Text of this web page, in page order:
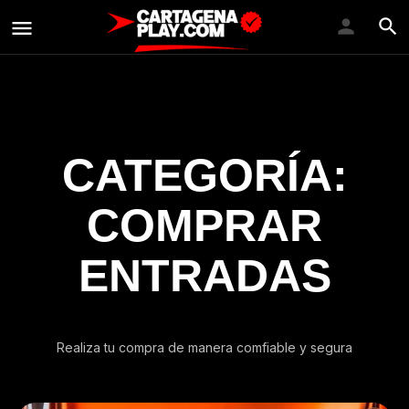
CATEGORÍA:
COMPRAR
ENTRADAS
Realiza tu compra de manera comfiable y segura